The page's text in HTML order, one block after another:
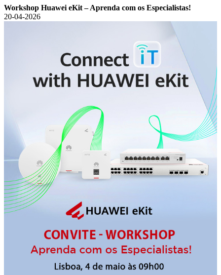
Workshop Huawei eKit – Aprenda com os Especialistas!
20-04-2026